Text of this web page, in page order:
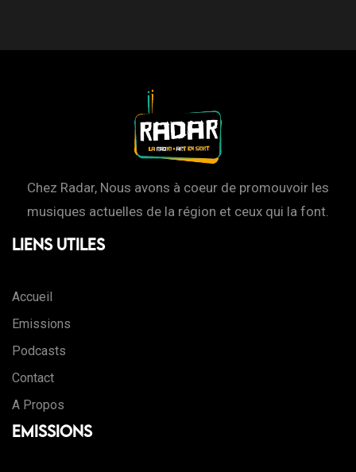
Chez Radar, Nous avons à coeur de promouvoir les
musiques actuelles de la région et ceux qui la font.
Liens Utiles
Accueil
Emissions
Podcasts
Contact
A Propos
Emissions